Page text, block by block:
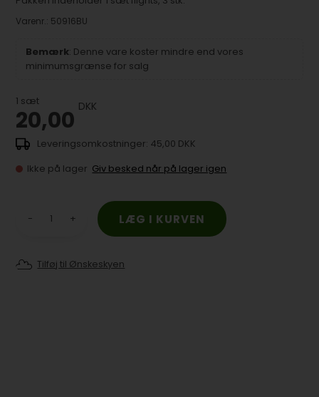
Varenr.: 50916BU
Bemærk: Denne vare koster mindre end vores
minimumsgrænse for salg
1 sæt
20,00 DKK
45,00 DKK
Ikke på lager Giv besked når på lager igen
- +
Tilføj til Ønskeskyen